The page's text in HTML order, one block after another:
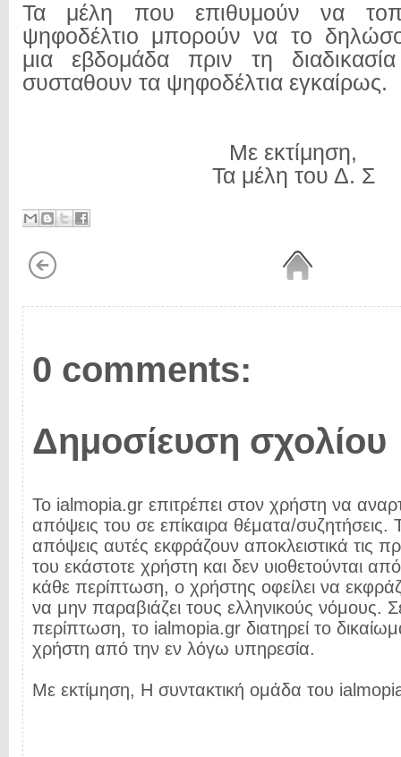
Τα μέλη που επιθυμούν να
ψηφοδέλτιο μπορούν να το
μια εβδομάδα πριν τη
συσταθουν τα ψηφοδέλτια εγκαίρως.
Με εκτίμηση,
Τα μέλη του Δ. Σ
0 comments:
Δημοσίευση σχολίου
Το ialmopia.gr επιτρέπει στον χρήστη να
απόψεις του σε επίκαιρα θέματα/συζητήσεις.
απόψεις αυτές εκφράζουν αποκλειστικά τις
του εκάστοτε χρήστη και δεν υιοθετούνται
κάθε περίπτωση, ο χρήστης οφείλει να
να μην παραβιάζει τους ελληνικούς νόμους.
περίπτωση, το ialmopia.gr διατηρεί το
χρήστη από την εν λόγω υπηρεσία.
Με εκτίμηση, Η συντακτική ομάδα του